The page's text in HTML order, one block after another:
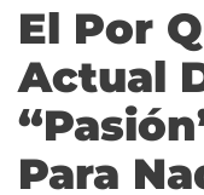
El Por
Actual
Para